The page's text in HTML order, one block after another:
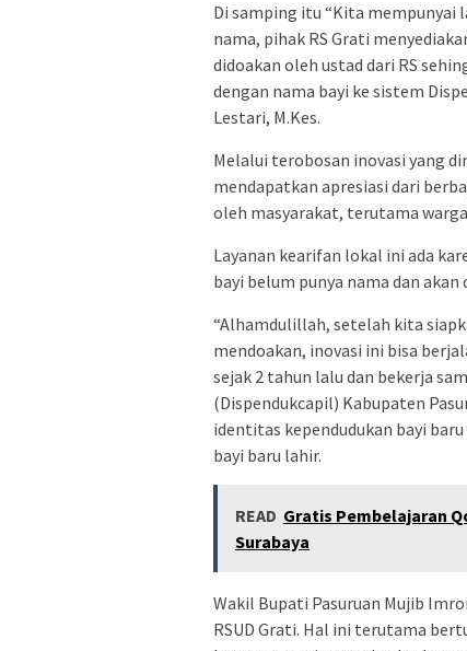
Di samping itu “Kita mempunyai
nama, pihak RS Grati
didoakan oleh ustad dari RS
dengan nama bayi ke sistem
Lestari, M.Kes.
Melalui terobosan inovasi yang
mendapatkan apresiasi dari
oleh masyarakat, terutama
Layanan kearifan lokal ini ada
bayi belum punya nama dan
“Alhamdulillah, setelah kita
mendoakan, inovasi ini bisa
sejak 2 tahun lalu dan bekerja
(Dispendukcapil) Kabupaten
identitas kependudukan bayi
bayi baru lahir.
READ Gratis Pembelajaran
Surabaya
Wakil Bupati Pasuruan Mujib
RSUD Grati. Hal ini terutama